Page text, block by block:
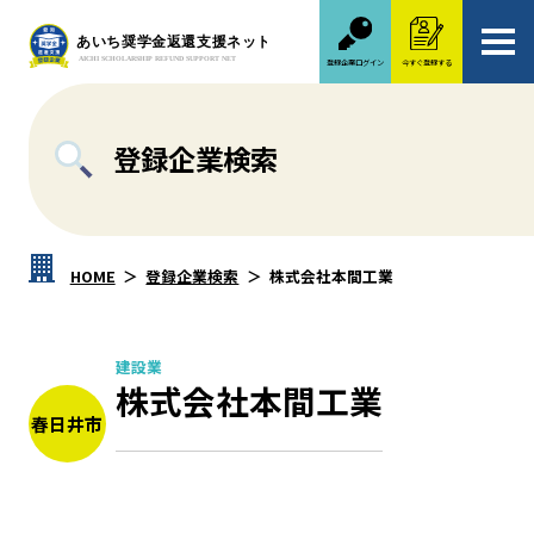
登録企業ログイン 今すぐ登録する
登録企業検索
HOME 登録企業検索 株式会社本間工業
春日井市
建設業
株式会社本間工業